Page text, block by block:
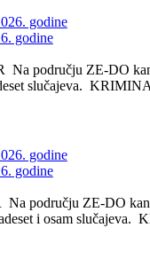
godine
području ZE-DO
slučajeva.
godine
području ZE-DO
i osam